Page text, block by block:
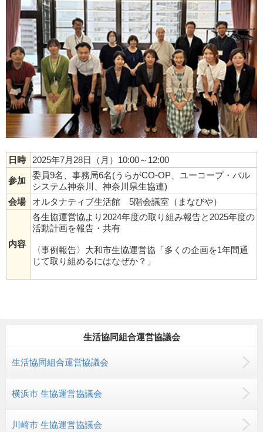
日時 2025年7月28日（月）10:00～12:00
参加
委員9名、事務局6名(うらがCO-OP、ユーコープ・パル
システム神奈川、神奈川県生協連)
会場
オルタナティブ生活館 5階会議室（まなびや）
内容
各生協運営協より2024年度の取り組み報告と2025年度の
活動計画を報告・共有
〈事例報告〉大和市生協運営協「多くの企画を1年間通
じて取り組めるにはなぜか？」
生活協同組合運営協議会
生活協同組合運営協議会
横浜市 生協運営協議会
川崎市 生協運営協議会